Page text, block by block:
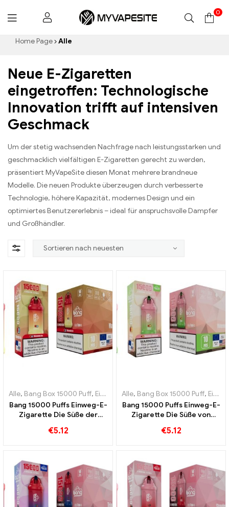
0
Home Page Alle
Neue E-Zigaretten
eingetroffen: Technologische
Innovation trifft auf intensiven
Geschmack
Um der stetig wachsenden Nachfrage nach leistungsstarken und
geschmacklich vielfältigen E-Zigaretten gerecht zu werden,
präsentiert MyVapeSite diesen Monat mehrere brandneue
Modelle. Die neuen Produkte überzeugen durch verbesserte
Technologie, höhere Kapazität, modernes Design und ein
optimiertes Benutzererlebnis – ideal für anspruchsvolle Dampfer
und Großhändler.
Alle, Bang Box 15000 Puff, Einweg-E-Zigaretten Schweden ,
Bang 15000 Puffs Einweg-E-
Zigarette Die Süße der
sich mit dem erfrischenden
€5.12
Alle, Bang Box 15000 Puff, Einweg-E-Zigaretten Schweden
Bang 15000 Puffs Einweg-E-
Zigarette Die Süße von
Kaugummi ist ein Fest für
€5.12